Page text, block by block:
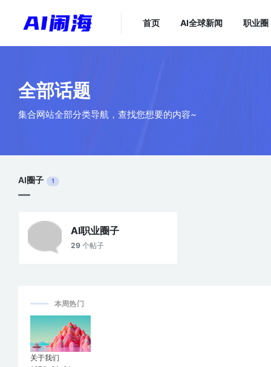
首页 AI全球新闻 职业圈
全部话题
集合网站全部分类导航，查找您想要的内容~
AI圈子 1
AI职业圈子
29 个帖子
本周热门
关于我们